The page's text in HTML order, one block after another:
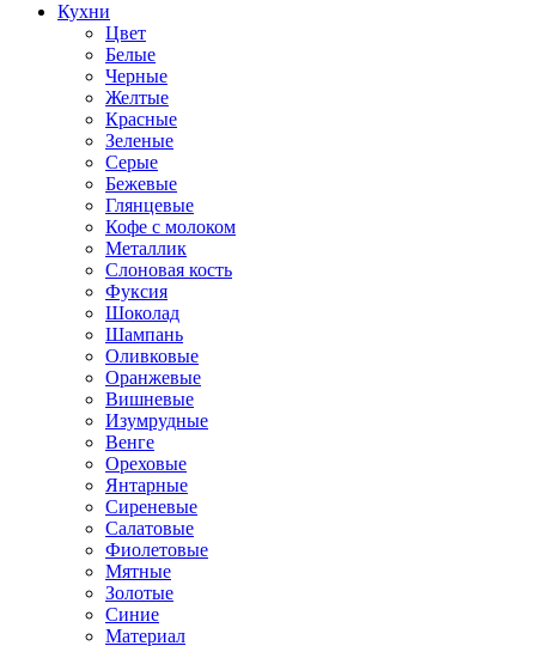
Кухни
Цвет
Белые
Черные
Желтые
Красные
Зеленые
Серые
Бежевые
Глянцевые
Кофе с молоком
Металлик
Слоновая кость
Фуксия
Шоколад
Шампань
Оливковые
Оранжевые
Вишневые
Изумрудные
Венге
Ореховые
Янтарные
Сиреневые
Салатовые
Фиолетовые
Мятные
Золотые
Синие
Материал